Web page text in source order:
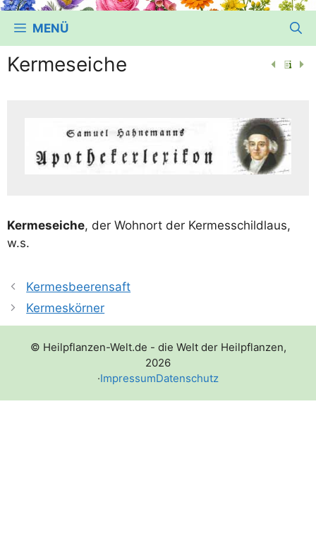
MENÜ
Kermeseiche
Ker­mes­ei­che, der Wohn­ort der Ker­mes­schild­laus,
w.s.
Kermesbeerensaft
Kermeskörner
© Heilpflanzen-Welt.de - die Welt der Heilpflanzen,
2026
·ImpressumDatenschutz